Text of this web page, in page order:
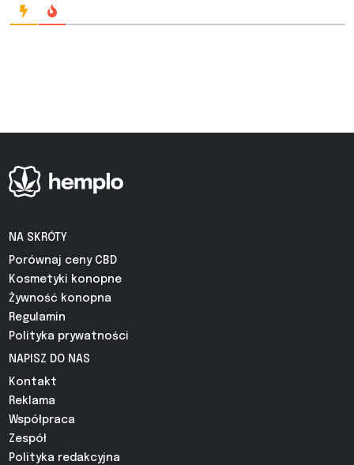
NA SKRÓTY
Porównaj ceny CBD
Kosmetyki konopne
Żywność konopna
Regulamin
Polityka prywatności
NAPISZ DO NAS
Kontakt
Reklama
Współpraca
Zespół
Polityka redakcyjna